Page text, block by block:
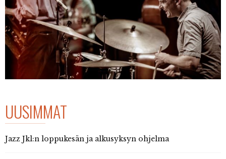
UUSIMMAT
Jazz Jkl:n loppukesän ja alkusyksyn ohjelma